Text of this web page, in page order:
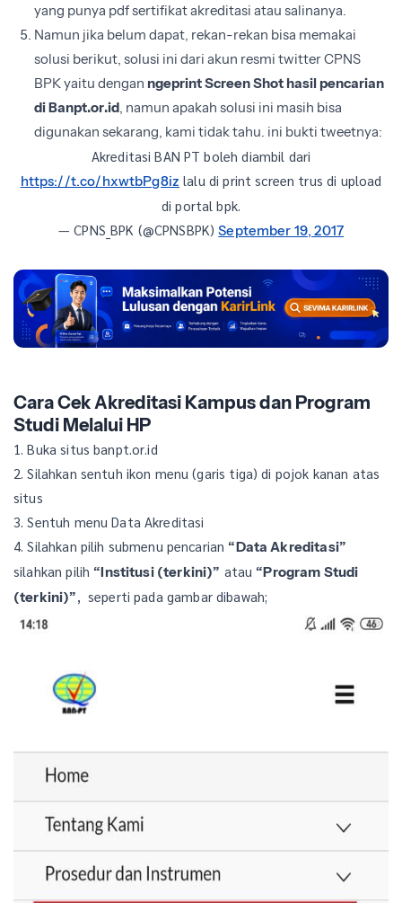
yang punya pdf sertifikat akreditasi atau salinanya.
Namun jika belum dapat, rekan-rekan bisa memakai
solusi berikut, solusi ini dari akun resmi twitter CPNS
BPK yaitu dengan ngeprint Screen Shot hasil pencarian
di Banpt.or.id, namun apakah solusi ini masih bisa
digunakan sekarang, kami tidak tahu. ini bukti tweetnya:
Akreditasi BAN PT boleh diambil dari
https://t.co/hxwtbPg8iz lalu di print screen trus di upload
di portal bpk.
— CPNS_BPK (@CPNSBPK)September 19, 2017
Cara Cek Akreditasi Kampus dan Program
Studi Melalui HP
1. Buka situs banpt.or.id
2. Silahkan sentuh ikon menu (garis tiga) di pojok kanan atas
situs
3. Sentuh menu Data Akreditasi
4. Silahkan pilih submenu pencarian “Data Akreditasi”
silahkan pilih “Institusi (terkini)” atau “Program Studi
(terkini)”, seperti pada gambar dibawah;